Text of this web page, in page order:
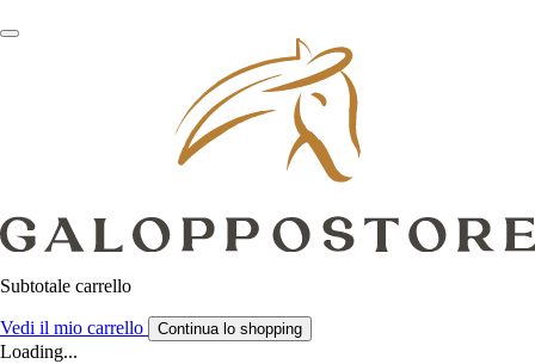
Subtotale carrello
Vedi il mio carrello Continua lo shopping
Loading...